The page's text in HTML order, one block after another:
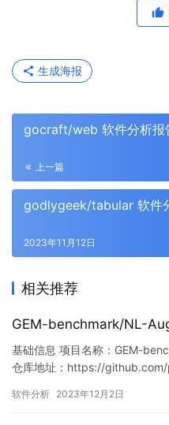
生成海报
gocraft/web 软件分析报
上一篇
godlygeek/tabular 软件
2023年11月12日
相关推荐
GEM-benchmark/NL-
基础信息 项目名称：GEM-
仓库地址：https://
9280/1730971477509365760
软件分析 2023年12月2日